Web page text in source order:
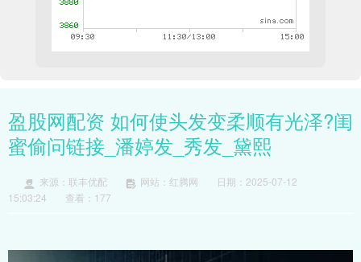
盈股网配资 如何使头发变柔顺有光泽?闺
蜜偷问链接_潘婷发_秀发_黛熙
来源：联丰优配 网站：红腾网
日期：2025-07-12
15:03:24
查看：177